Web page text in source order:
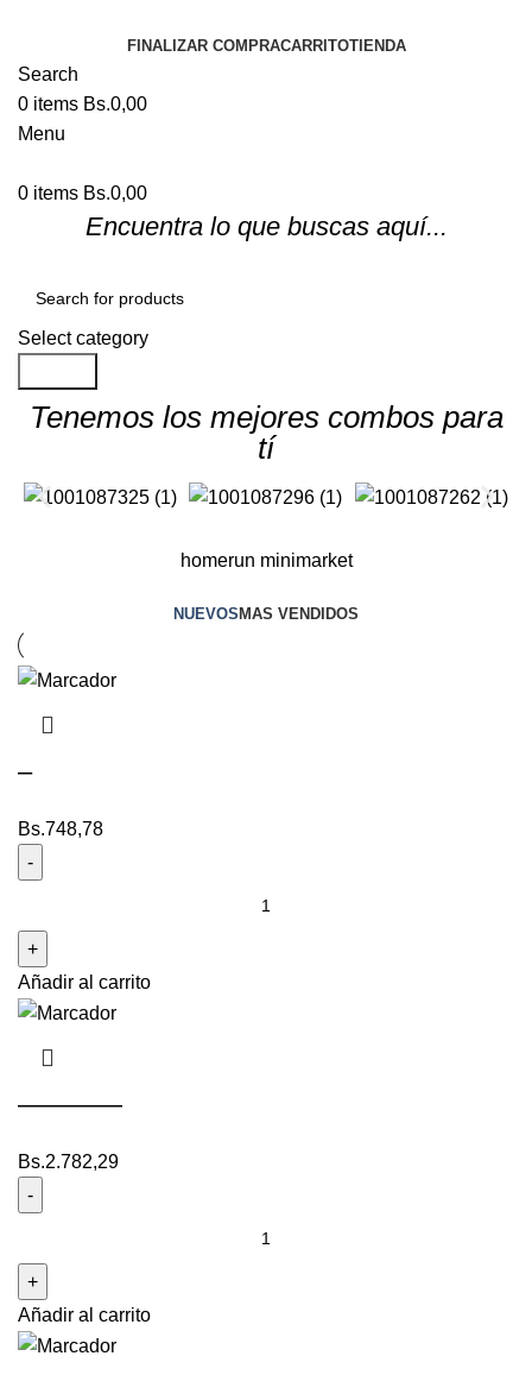
FINALIZAR COMPRACARRITOTIENDA
Search
0 items Bs.0,00
Menu
0 items Bs.0,00
Encuentra lo que buscas aquí...
Select category
Tenemos los mejores combos para
tí
homerun minimarket
NUEVOS MAS VENDIDOS
–
Bs.748,78
Añadir al carrito
————
Bs.2.782,29
Añadir al carrito